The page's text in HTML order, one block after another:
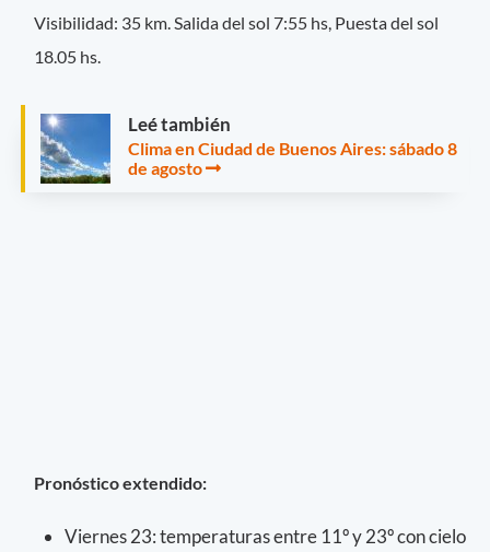
Visibilidad: 35 km. Salida del sol 7:55 hs, Puesta del sol
18.05 hs.
Leé también
Clima en Ciudad de Buenos Aires: sábado 8
de agosto
Pronóstico extendido:
Viernes 23: temperaturas entre 11º y 23º con cielo